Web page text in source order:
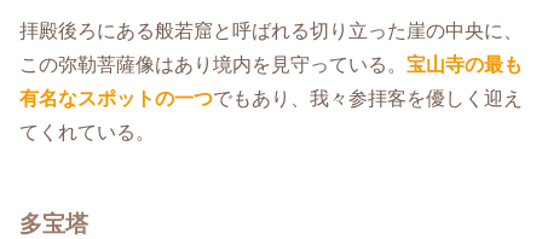
拝殿後ろにある般若窟と呼ばれる切り立った崖の中央に、
この弥勒菩薩像はあり境内を見守っている。 宝山寺の最も
有名なスポットの一つでもあり、我々参拝客を優しく迎え
てくれている。
多宝塔